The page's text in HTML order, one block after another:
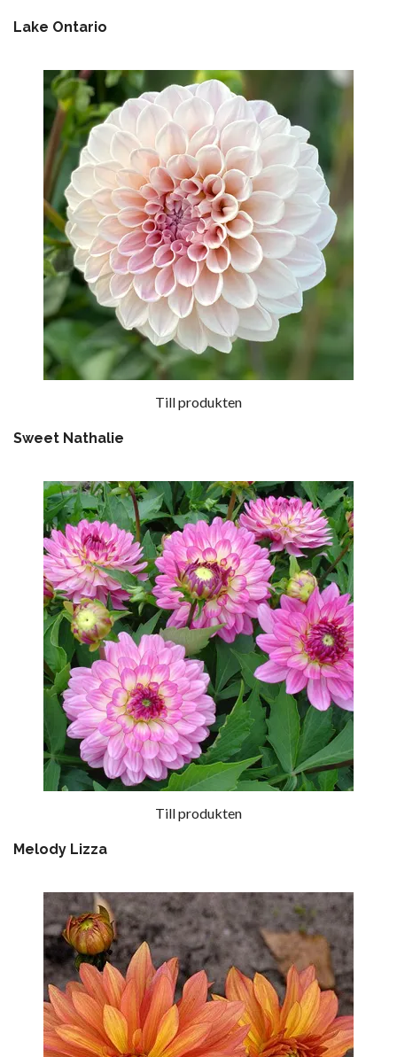
Lake Ontario
Till produkten
Sweet Nathalie
Till produkten
Melody Lizza